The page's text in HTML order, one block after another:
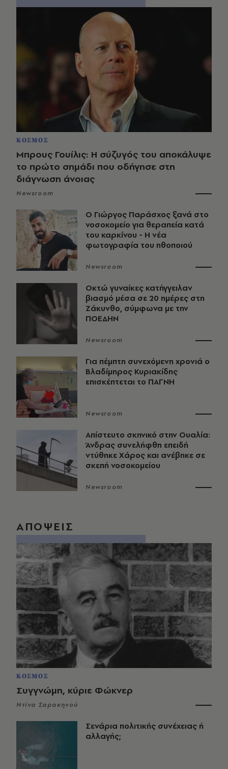
ΚΟΣΜΟΣ
Μπρους Γουίλις: Η σύζυγός του αποκάλυψε
το πρώτο σημάδι που οδήγησε στη
διάγνωση άνοιας
Newsroom
O Γιώργος Παράσχος ξανά στο
νοσοκομείο για θεραπεία κατά
του καρκίνου - Η νέα
φωτογραφία του ηθοποιού
Newsroom
Οκτώ γυναίκες κατήγγειλαν
βιασμό μέσα σε 20 ημέρες στη
Ζάκυνθο, σύμφωνα με την
ΠΟΕΔΗΝ
Newsroom
Για πέμπτη συνεχόμενη χρονιά ο
Βλαδίμηρος Κυριακίδης
επισκέπτεται το ΠΑΓΝΗ
Newsroom
Απίστευτο σκηνικό στην Ουαλία:
Άνδρας συνελήφθη επειδή
ντύθηκε Χάρος και ανέβηκε σε
σκεπή νοσοκομείου
Newsroom
ΑΠΟΨΕΙΣ
ΚΟΣΜΟΣ
Συγγνώμη, κύριε Φώκνερ
Ντίνα Σαρακηνού
Σενάρια πολιτικής συνέχειας ή
αλλαγής;